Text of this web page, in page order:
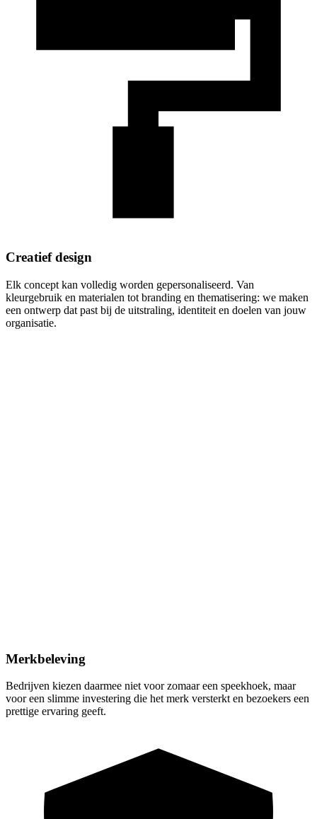
Creatief design
Elk concept kan volledig worden gepersonaliseerd. Van
kleurgebruik en materialen tot branding en thematisering: we maken
een ontwerp dat past bij de uitstraling, identiteit en doelen van jouw
organisatie.
Merkbeleving
Bedrijven kiezen daarmee niet voor zomaar een speekhoek, maar
voor een slimme investering die het merk versterkt en bezoekers een
prettige ervaring geeft.